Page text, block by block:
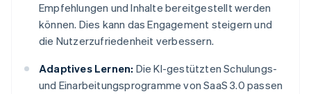
Empfehlungen und Inhalte bereitgestellt werden
können. Dies kann das Engagement steigern und
die Nutzerzufriedenheit verbessern.
Adaptives Lernen: Die KI-gestützten Schulungs-
und Einarbeitungsprogramme von SaaS 3.0 passen